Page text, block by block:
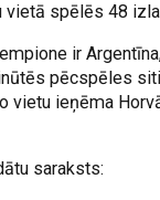
vietā spēlēs 48
ir
pēcspēles
vietu ieņēma
saraksts: